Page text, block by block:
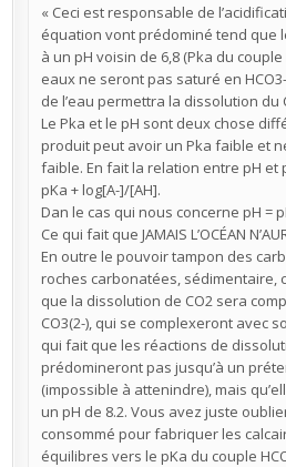
« Ceci est responsable de
équation vont prédominé tend que
à un pH voisin de 6,8 (Pka du couple
eaux ne seront pas saturé en
de l’eau permettra la dissolution du
Le Pka et le pH sont deux chose
produit peut avoir un Pka faible et
faible. En fait la relation entre pH et
pKa + log[A-]/[AH].
Dan le cas qui nous concerne pH =
Ce qui fait que JAMAIS L’OCÉAN
En outre le pouvoir tampon des
roches carbonatées, sédimentaire,
que la dissolution de CO2 sera
CO3(2-), qui se complexeront avec
qui fait que les réactions de
prédomineront pas jusqu’à un
(impossible à attenindre), mais
un pH de 8.2. Vous avez juste
consommé pour fabriquer les
équilibres vers le pKa du couple